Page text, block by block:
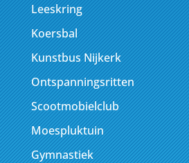
Leeskring
Koersbal
Kunstbus Nijkerk
Ontspanningsritten
Scootmobielclub
Moespluktuin
Gymnastiek